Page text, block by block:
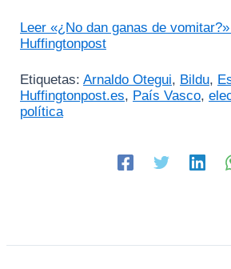
Leer «¿No dan ganas de
Huffingtonpost
Etiquetas: Arnaldo Otegui, Bildu,
Huffingtonpost.es, País Vasco,
política